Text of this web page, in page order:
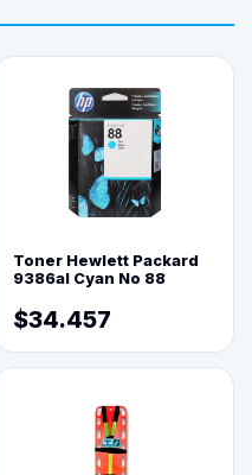
Toner Hewlett Packard
9386al Cyan No 88
$34.457